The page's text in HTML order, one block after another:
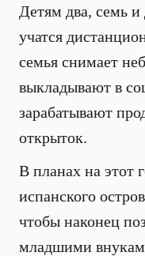
Детям два, семь
учатся
семья снимает
выкладывают в
зарабатывают
открыток.
В планах на этот
испанского
чтобы наконец
младшими